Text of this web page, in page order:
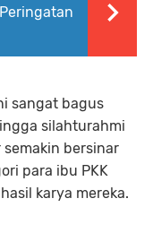
sangat bagus
silahturahmi
semakin bersinar
para ibu PKK
karya mereka.